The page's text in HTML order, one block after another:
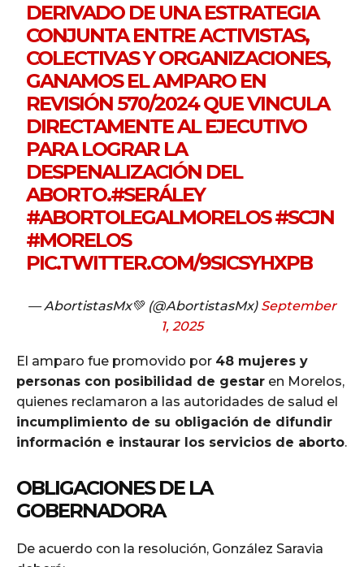
DERIVADO DE UNA ESTRATEGIA
CONJUNTA ENTRE ACTIVISTAS,
COLECTIVAS Y ORGANIZACIONES,
GANAMOS EL AMPARO EN
REVISIÓN 570/2024 QUE VINCULA
DIRECTAMENTE AL EJECUTIVO
PARA LOGRAR LA
DESPENALIZACIÓN DEL
ABORTO.#SERÁLEY
#ABORTOLEGALMORELOS#SCJN
#MORELOS
PIC.TWITTER.COM/9SICSYHXPB
— AbortistasMx💚 (@AbortistasMx) September
1, 2025
El amparo fue promovido por 48 mujeres y
personas con posibilidad de gestar en Morelos,
quienes reclamaron a las autoridades de salud el
incumplimiento de su obligación de difundir
información e instaurar los servicios de aborto.
OBLIGACIONES DE LA
GOBERNADORA
De acuerdo con la resolución, González Saravia